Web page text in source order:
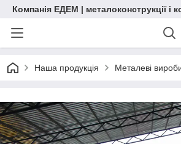
Компанія ЕДЕМ | металоконструкції і
Наша продукція Металеві